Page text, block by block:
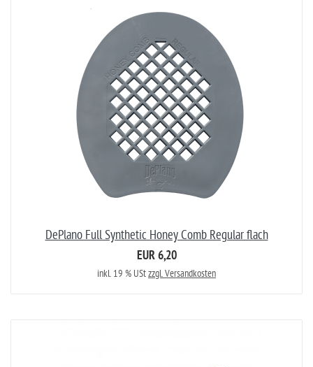
DePlano Full Synthetic Honey Comb Regular flach
EUR 6,20
inkl. 19 % UStzzgl. Versandkosten